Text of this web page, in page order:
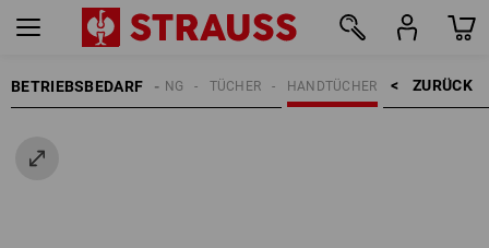
BETRIEBSBEDARF ZURÜCK    >
HANDTÜCHER
TÜCHER
REINIGUNG